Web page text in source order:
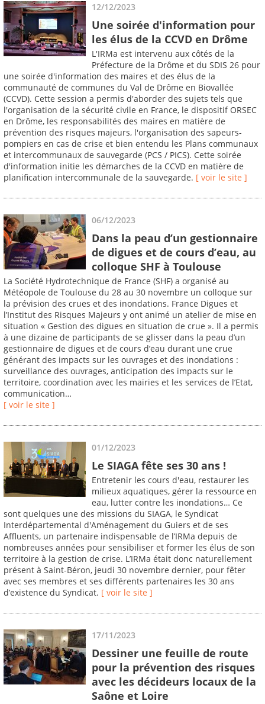
12/12/2023
Une soirée d'information pour
les élus de la CCVD en Drôme
L'IRMa est intervenu aux côtés de la
Préfecture de la Drôme et du SDIS 26 pour
une soirée d'information des maires et des élus de la
communauté de communes du Val de Drôme en Biovallée
(CCVD). Cette session a permis d'aborder des sujets tels que
l'organisation de la sécurité civile en France, le dispositif ORSEC
en Drôme, les responsabilités des maires en matière de
prévention des risques majeurs, l'organisation des sapeurs-
pompiers en cas de crise et bien entendu les Plans communaux
et intercommunaux de sauvegarde (PCS / PICS). Cette soirée
d'information initie les démarches de la CCVD en matière de
planification intercommunale de la sauvegarde. [ voir le site ]
06/12/2023
Dans la peau d’un gestionnaire
de digues et de cours d’eau, au
colloque SHF à Toulouse
La Société Hydrotechnique de France (SHF) a organisé au
Météopole de Toulouse du 28 au 30 novembre un colloque sur
la prévision des crues et des inondations. France Digues et
l’Institut des Risques Majeurs y ont animé un atelier de mise en
situation « Gestion des digues en situation de crue ». Il a permis
à une dizaine de participants de se glisser dans la peau d’un
gestionnaire de digues et de cours d’eau durant une crue
générant des impacts sur les ouvrages et des inondations :
surveillance des ouvrages, anticipation des impacts sur le
territoire, coordination avec les mairies et les services de l’Etat,
communication…
[ voir le site ]
01/12/2023
Le SIAGA fête ses 30 ans !
Entretenir les cours d'eau, restaurer les
milieux aquatiques, gérer la ressource en
eau, lutter contre les inondations… Ce
sont quelques une des missions du SIAGA, le Syndicat
Interdépartemental d'Aménagement du Guiers et de ses
Affluents, un partenaire indispensable de l’IRMa depuis de
nombreuses années pour sensibiliser et former les élus de son
territoire à la gestion de crise. L’IRMa était donc naturellement
présent à Saint-Béron, jeudi 30 novembre dernier, pour fêter
avec ses membres et ses différents partenaires les 30 ans
d’existence du Syndicat. [ voir le site ]
17/11/2023
Dessiner une feuille de route
pour la prévention des risques
avec les décideurs locaux de la
Saône et Loire